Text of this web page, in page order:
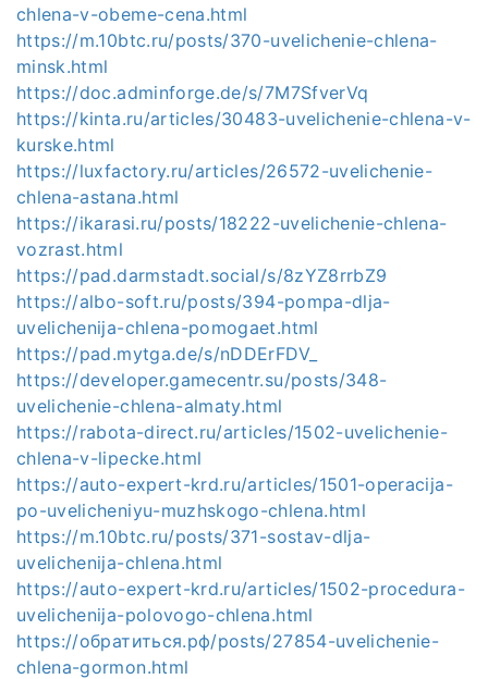
chlena-v-obeme-cena.html
https://m.10btc.ru/posts/370-uvelichenie-chlena-
minsk.html
https://doc.adminforge.de/s/7M7SfverVq
https://kinta.ru/articles/30483-uvelichenie-chlena-v-
kurske.html
https://luxfactory.ru/articles/26572-uvelichenie-
chlena-astana.html
https://ikarasi.ru/posts/18222-uvelichenie-chlena-
vozrast.html
https://pad.darmstadt.social/s/8zYZ8rrbZ9
https://albo-soft.ru/posts/394-pompa-dlja-
uvelichenija-chlena-pomogaet.html
https://pad.mytga.de/s/nDDErFDV_
https://developer.gamecentr.su/posts/348-
uvelichenie-chlena-almaty.html
https://rabota-direct.ru/articles/1502-uvelichenie-
chlena-v-lipecke.html
https://auto-expert-krd.ru/articles/1501-operacija-
po-uvelicheniyu-muzhskogo-chlena.html
https://m.10btc.ru/posts/371-sostav-dlja-
uvelichenija-chlena.html
https://auto-expert-krd.ru/articles/1502-procedura-
uvelichenija-polovogo-chlena.html
https://обратиться.рф/posts/27854-uvelichenie-
chlena-gormon.html